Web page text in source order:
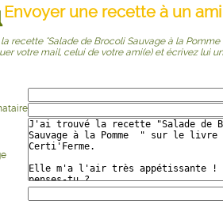
Envoyer une recette à un ami
recette "Salade de Brocoli Sauvage à la Pomme
votre mail, celui de votre ami(e) et écrivez lui